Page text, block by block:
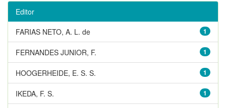
Editor
1
FARIAS NETO, A. L. de
1
FERNANDES JUNIOR, F.
1
HOOGERHEIDE, E. S. S.
1
IKEDA, F. S.